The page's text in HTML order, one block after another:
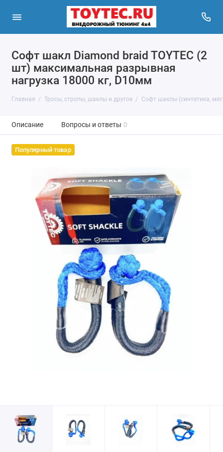
Софт шакл Diamond braid TOYTEC (2
шт) максимальная разрывная
нагрузка 18000 кг, D10мм
Главная Тросы, стропы, шаклы и другое Софт шаклы (синтетика,
Описание Вопросы и ответы 0
Популярный товар